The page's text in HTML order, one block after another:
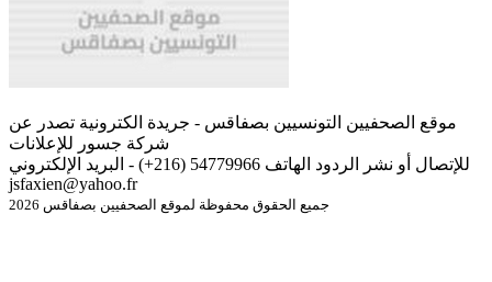
موقع الصحفيين التونسيين بصفاقس - جريدة الكترونية تصدر عن
شركة جسور للإعلانات
للإتصال أو نشر الردود الهاتف 54779966 (216+) - البريد الإلكتروني
jsfaxien@yahoo.fr
جميع الحقوق محفوظة لموقع الصحفيين بصفاقس 2026